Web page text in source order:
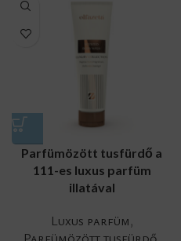
Parfümözött tusfürdő a
111-es luxus parfüm
illatával
Luxus parfüm,